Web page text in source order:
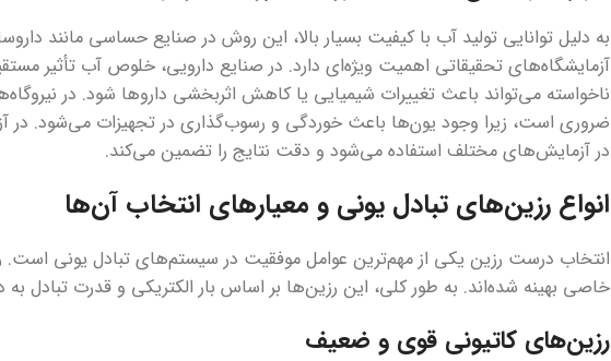
به دلیل توانایی تولید آب با کیفیت بسیار بالا، این روش در صنایع حساسی مانند
آزمایشگاه‌های تحقیقاتی اهمیت ویژه‌ای دارد. در صنایع دارویی، خلوص آب تأثیر
ناخواسته می‌تواند باعث تغییرات شیمیایی یا کاهش اثربخشی داروها شود. در نیروگاه‌ها
ضروری است، زیرا وجود یون‌ها باعث خوردگی و رسوب‌گذاری در تجهیزات می‌شود. در
در آزمایش‌های مختلف استفاده می‌شود و دقت نتایج را تضمین می‌کند.
انواع رزین‌های تبادل یونی و معیارهای انتخاب آن‌ها
انتخاب درست رزین یکی از مهم‌ترین عوامل موفقیت در سیستم‌های تبادل یونی است.
خاصی بهینه شده‌اند. به طور کلی، این رزین‌ها بر اساس بار الکتریکی و قدرت تبادل
رزین‌های کاتیونی قوی و ضعیف